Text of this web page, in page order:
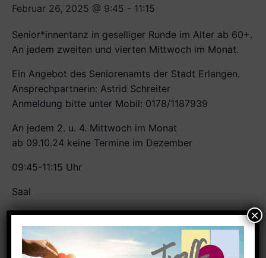
Februar 26, 2025 @ 9:45 - 11:15
Senior*innentanz in geselliger Runde im Alter ab 60+.
An jedem zweiten und vierten Mittwoch im Monat.
Ein Angebot des Seniorenamts der Stadt Erlangen.
Ansprechpartnerin: Astrid Schreiter
Anmeldung bitte unter Mobil: 0178/1187939
An jedem 2. u. 4. Mittwoch im Monat
ab 09.10.24 keine Termine im Dezember
09:45-11:15 Uhr
Saal
Zum Kalender hinzufügen